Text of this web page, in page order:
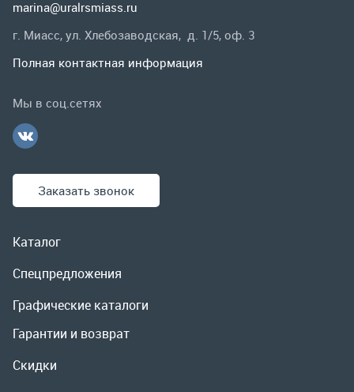
Спецпредложения
Гарантии и возврат
Заказать звонок